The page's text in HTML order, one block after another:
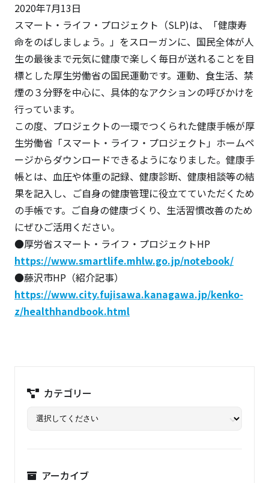
2020年7月13日
スマート・ライフ・プロジェクト（SLP)は、「健康寿
命をのばしましょう。」をスローガンに、国民全体が人
生の最後まで元気に健康で楽しく毎日が送れることを目
標とした厚生労働省の国民運動です。運動、食生活、禁
煙の３分野を中心に、具体的なアクションの呼びかけを
行っています。
この度、プロジェクトの一環でつくられた健康手帳が厚
生労働省「スマート・ライフ・プロジェクト」ホームペ
ージからダウンロードできるようになりました。健康手
帳とは、血圧や体重の記録、健康診断、健康相談等の結
果を記入し、ご自身の健康管理に役立てていただくため
の手帳です。ご自身の健康づくり、生活習慣改善のため
にぜひご活用ください。
●厚労省スマート・ライフ・プロジェクトHP
https://www.smartlife.mhlw.go.jp/notebook/
●藤沢市HP（紹介記事）
https://www.city.fujisawa.kanagawa.jp/kenko-
z/healthhandbook.html
カテゴリー
アーカイブ